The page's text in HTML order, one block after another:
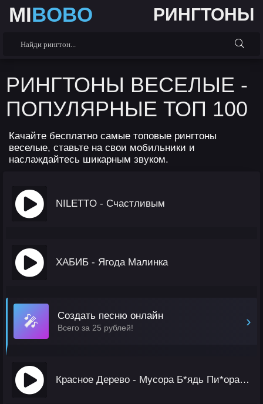
MIBOBO РИНГТОНЫ
РИНГТОНЫ ВЕСЕЛЫЕ -
ПОПУЛЯРНЫЕ ТОП 100
Качайте бесплатно самые топовые рингтоны
веселые, ставьте на свои мобильники и
наслаждайтесь шикарным звуком.
NILETTO - Счастливым
ХАБИБ - Ягода Малинка
🎤 Создать песню онлайн
Всего за 25 рублей! ›
Красное Дерево - Мусора Б*ядь Пи*орасы